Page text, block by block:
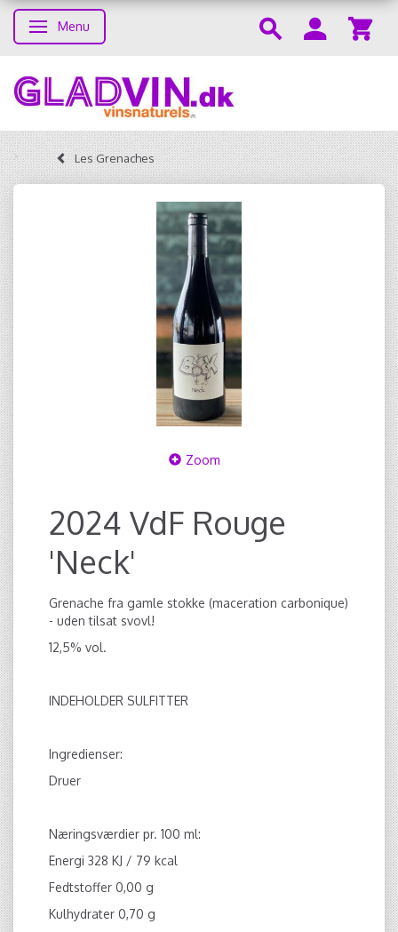
Toggle navigation
Menu
Les Grenaches
Zoom
2024 VdF Rouge
'Neck'
Grenache fra gamle stokke (maceration carbonique)
- uden tilsat svovl!
12,5% vol.
INDEHOLDER SULFITTER
Ingredienser:
Druer
Næringsværdier pr. 100 ml:
Energi 328 KJ / 79 kcal
Fedtstoffer 0,00 g
Kulhydrater 0,70 g